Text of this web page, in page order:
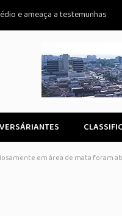
e ameaça a testemunhas
em área de mata foram